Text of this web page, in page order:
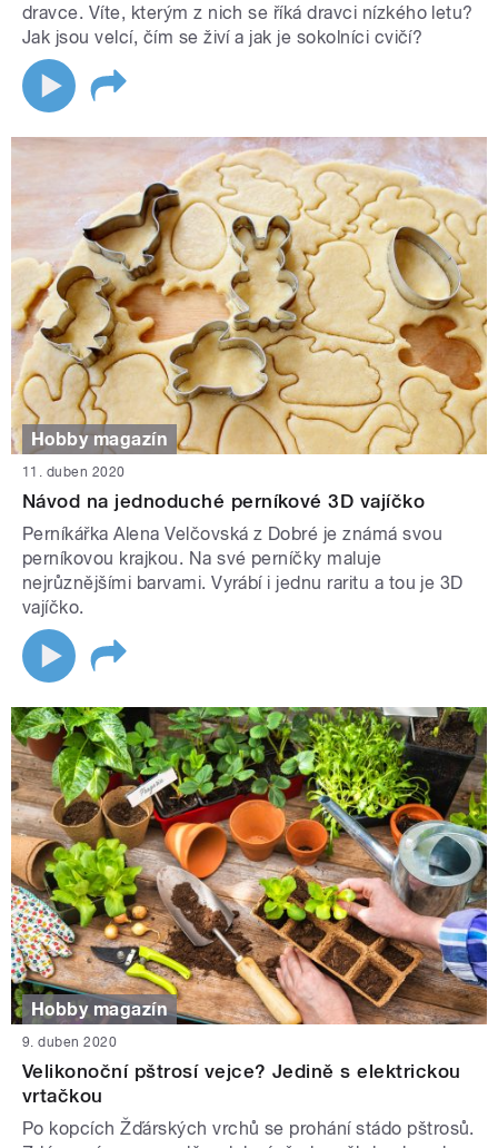
dravce. Víte, kterým z nich se říká dravci nízkého letu?
Jak jsou velcí, čím se živí a jak je sokolníci cvičí?
Hobby magazín
11. duben 2020
Návod na jednoduché perníkové 3D vajíčko
Perníkářka Alena Velčovská z Dobré je známá svou
perníkovou krajkou. Na své perníčky maluje
nejrůznějšími barvami. Vyrábí i jednu raritu a tou je 3D
vajíčko.
Hobby magazín
9. duben 2020
Velikonoční pštrosí vejce? Jedině s elektrickou
vrtačkou
Po kopcích Žďárských vrchů se prohání stádo pštrosů.